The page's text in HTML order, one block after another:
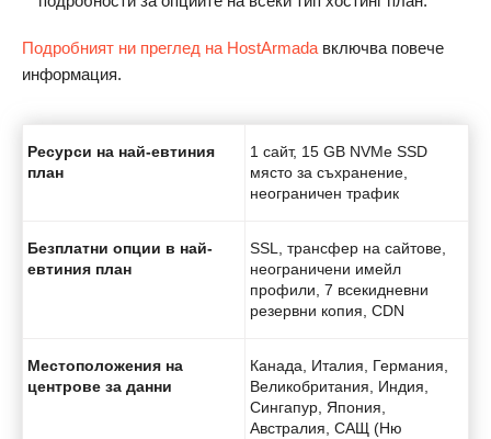
Подробният ни преглед на HostArmada включва повече
информация.
Ресурси на най-евтиния
план
1 сайт, 15 GB NVMe SSD
място за съхранение,
неограничен трафик
Безплатни опции в най-
евтиния план
SSL, трансфер на сайтове,
неограничени имейл
профили, 7 всекидневни
резервни копия, CDN
Местоположения на
центрове за данни
Канада, Италия, Германия,
Великобритания, Индия,
Сингапур, Япония,
Австралия, САЩ (Ню